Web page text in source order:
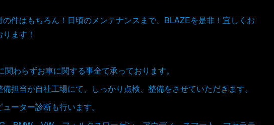
件はもちろん！日頃のメンテナンスまで、BLAZEを是非！宜しくお
ます！
わらずお車に関する事全て承っております。
担当が自社工場にて、しっかり点検、整備をさせていただきます。
ーター診断も行います。